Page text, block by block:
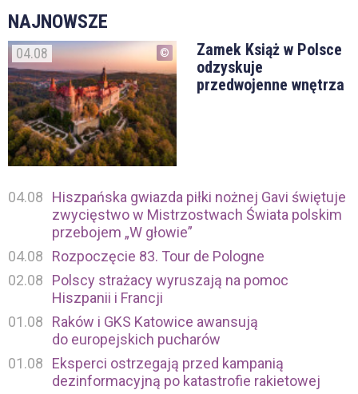
NAJNOWSZE
04.08
Zamek Książ w Polsce
odzyskuje
przedwojenne wnętrza
04.08
Hiszpańska gwiazda piłki nożnej Gavi świętuje
zwycięstwo w Mistrzostwach Świata polskim
przebojem „W głowie”
04.08
Rozpoczęcie 83. Tour de Pologne
02.08
Polscy strażacy wyruszają na pomoc
Hiszpanii i Francji
01.08
Raków i GKS Katowice awansują
do europejskich pucharów
01.08
Eksperci ostrzegają przed kampanią
dezinformacyjną po katastrofie rakietowej